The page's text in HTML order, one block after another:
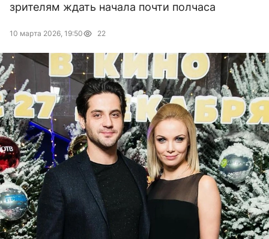
зрителям ждать начала почти полчаса
10 марта 2026, 19:50 22